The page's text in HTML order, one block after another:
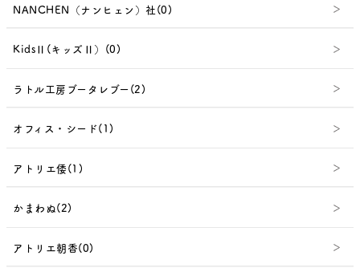
NANCHEN（ナンヒェン）社(0)
KidsⅡ(キッズⅡ）(0)
ラトル工房ブータレブー(2)
オフィス・シード(1)
アトリエ倭(1)
かまわぬ(2)
アトリエ朝香(0)